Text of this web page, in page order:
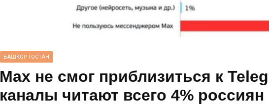
БАШКОРТОСТАН
Max не смог приблизиться к
каналы читают всего 4% россиян